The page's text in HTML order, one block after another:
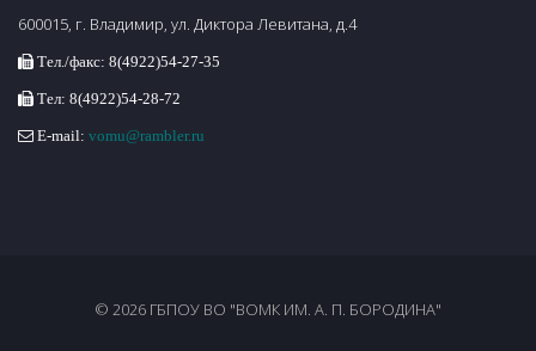
600015, г. Владимир, ул. Диктора Левитана, д.4
Тел./факс: 8(4922)54-27-35
Тел: 8(4922)54-28-72
E-mail: vomu@rambler.ru
© 2026 ГБПОУ ВО "ВОМК ИМ. А. П. БОРОДИНА"